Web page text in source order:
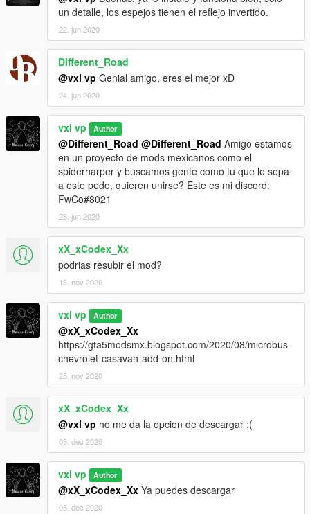
un detalle, los espejos tienen el reflejo invertido.
22. jun 2020
Different_Road
@vxl vp Genial amigo, eres el mejor xD
24. jun 2020
vxl vp Author
@Different_Road @Different_Road Amigo estamos
en un proyecto de mods mexicanos como el
spiderharper y buscamos gente como tu que le sepa
a este pedo, quieren unirse? Este es mi discord:
FwCo#8021
28. jun 2020
xX_xCodex_Xx
podrias resubir el mod?
13. nov 2020
vxl vp Author
@xX_xCodex_Xx
https://gta5modsmx.blogspot.com/2020/08/microbus-
chevrolet-casavan-add-on.html
25. nov 2020
xX_xCodex_Xx
@vxl vp no me da la opcion de descargar :(
03. dec 2020
vxl vp Author
@xX_xCodex_Xx Ya puedes descargar
05. dec 2020